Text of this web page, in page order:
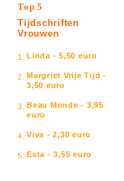
Top 5
Tijdschriften
Vrouwen
1. Linda - 5,50 euro
2. Margriet Vrije Tijd -
3,50 euro
3. Beau Monde - 3,95
euro
4. Viva - 2,30 euro
5. Esta - 3,55 euro